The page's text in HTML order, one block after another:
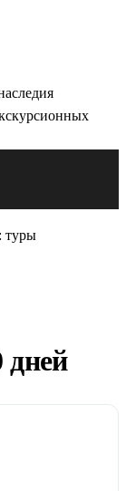
туры